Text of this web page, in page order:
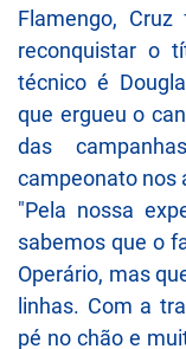
Flamengo,
reconquistar o
técnico é
que ergueu o
das
campeonato nos
"Pela nossa
sabemos que o
Operário, mas
linhas. Com a
pé no chão e